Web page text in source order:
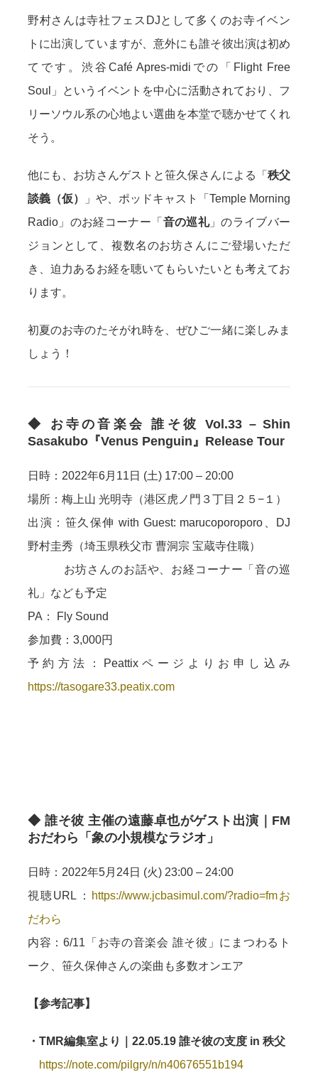
野村さんは寺社フェスDJとして多くのお寺イベン
トに出演していますが、意外にも誰そ彼出演は初め
てです。渋谷Café Apres-midiでの「Flight Free
Soul」というイベントを中心に活動されており、フ
リーソウル系の心地よい選曲を本堂で聴かせてくれ
そう。
他にも、お坊さんゲストと笹久保さんによる「 秩父
談義（仮）
」や、ポッドキャスト「Temple Morning
Radio」のお経コーナー「 音の巡礼」のライブバー
ジョンとして、複数名のお坊さんにご登場いただ
き、迫力あるお経を聴いてもらいたいとも考えてお
ります。
初夏のお寺のたそがれ時を、ぜひご一緒に楽しみま
しょう！
◆ お寺の音楽会 誰そ彼 Vol.33 – Shin
Sasakubo『Venus Penguin』Release Tour
日時：2022年6月11日 (土) 17:00 – 20:00
場所：梅上山 光明寺（港区虎ノ門３丁目２５−１）
出演：笹久保伸 with Guest: marucoporoporo、DJ
野村圭秀（埼玉県秩父市 曹洞宗 宝蔵寺住職）
お坊さんのお話や、お経コーナー「音の巡
礼」なども予定
PA： Fly Sound
参加費：3,000円
予約方法：Peattixページよりお申し込み
https://tasogare33.peatix.com
◆ 誰そ彼 主催の遠藤卓也がゲスト出演｜FM
おだわら「象の小規模なラジオ」
日時：2022年5月24日 (火) 23:00 – 24:00
視聴URL：
https://www.jcbasimul.com/?radio=fmお
だわら
内容：6/11「お寺の音楽会 誰そ彼」にまつわるト
ーク、笹久保伸さんの楽曲も多数オンエア
【参考記事】
・TMR編集室より｜22.05.19 誰そ彼の支度 in 秩父
https://note.com/pilgry/n/n40676551b194